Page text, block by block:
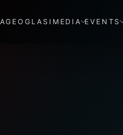
OGLASI MEDIA EVENTS